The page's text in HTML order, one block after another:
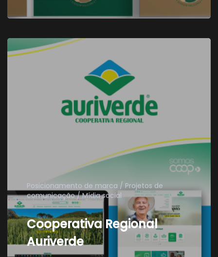
Posicionamento de marca
Projetos de
comunicação Mídia social
Cooperativa Regional
Auriverde